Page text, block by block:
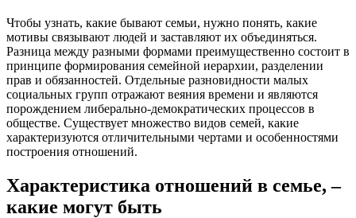
Чтобы узнать, какие бывают семьи, нужно понять, какие
мотивы связывают людей и заставляют их объединяться.
Разница между разными формами преимущественно состоит в
принципе формирования семейной иерархии, разделении
прав и обязанностей. Отдельные разновидности малых
социальных групп отражают веяния времени и являются
порождением либерально-демократических процессов в
обществе. Существует множество видов семей, какие
характеризуются отличительными чертами и особенностями
построения отношений.
Характеристика отношений в семье, –
какие могут быть